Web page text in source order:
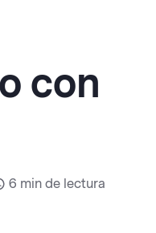
con
6 min de lectura